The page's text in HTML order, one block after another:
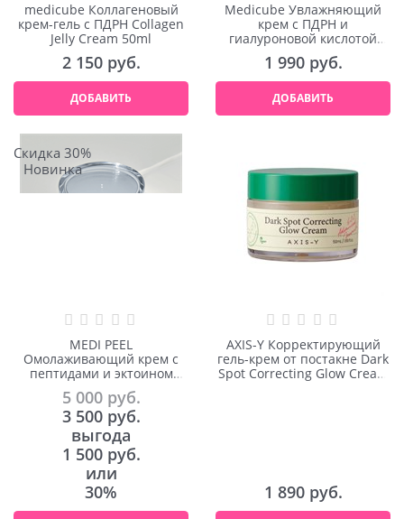
medicube Коллагеновый
крем-гель с ПДРН Collagen
Jelly Cream 50ml
2 150 руб.
ДОБАВИТЬ
Medicube Увлажняющий
крем с ПДРН и
гиалуроновой кислотой
PDRN Pink Hyaluronic
Moisturizing Cream 50ml
1 990 руб.
ДОБАВИТЬ
Скидка 30%
Новинка
MEDI PEEL
Омолаживающий крем с
пептидами и эктоином
Peptide 9 Volume Tox Cream
PRO 50ml
5 000 руб.
3 500 руб.
выгода
1 500 руб.
или
30%
AXIS-Y Корректирующий
гель-крем от постакне Dark
Spot Correcting Glow Cream
1 890 руб.